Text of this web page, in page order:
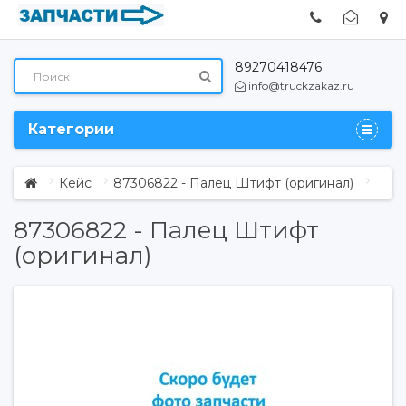
89270418476
info@truckzakaz.ru
Категории
Кейс 87306822 - Палец Штифт (оригинал)
87306822 - Палец Штифт
(оригинал)